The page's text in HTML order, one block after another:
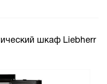
шкаф Liebherr